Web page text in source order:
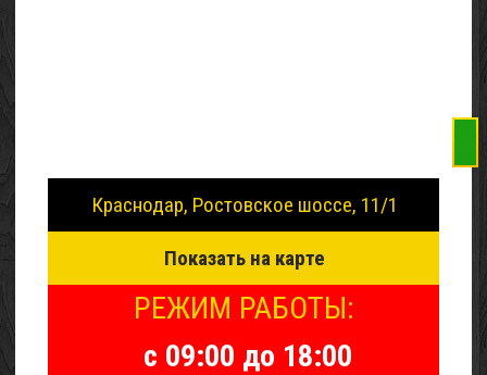
Краснодар, Ростовское шоссе, 11/1
Показать на карте
РЕЖИМ РАБОТЫ:
с 09:00 до 18:00